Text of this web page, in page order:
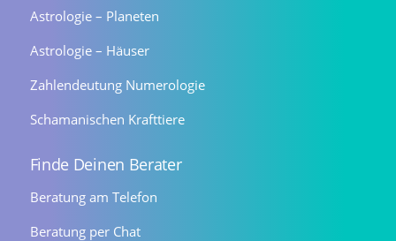
Astrologie – Planeten
Astrologie – Häuser
Zahlendeutung Numerologie
Schamanischen Krafttiere
Finde Deinen Berater
Beratung am Telefon
Beratung per Chat